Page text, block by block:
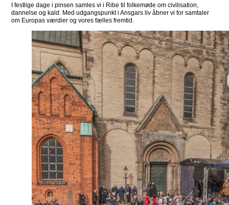
I festlige dage i pinsen samles vi i Ribe til folkemøde om civilisation,
dannelse og kald. Med udgangspunkt i Ansgars liv åbner vi for samtaler
om Europas værdier og vores fælles fremtid.